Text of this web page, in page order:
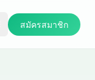
สมัครสมาชิก